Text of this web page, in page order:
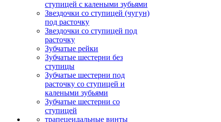
ступицей с калеными зубьями
Звездочки со ступицей (чугун)
под расточку
Звездочки со ступицей под
расточку
Зубчатые рейки
Зубчатые шестерни без
ступицы
Зубчатые шестерни под
расточку со ступицей и
калеными зубьями
Зубчатые шестерни со
ступицей
трапецеидальные винты